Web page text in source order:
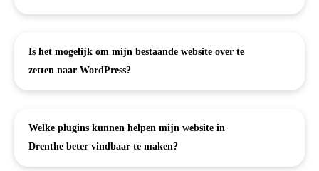
Is het mogelijk om mijn bestaande website over te
zetten naar WordPress?
Welke plugins kunnen helpen mijn website in
Drenthe beter vindbaar te maken?